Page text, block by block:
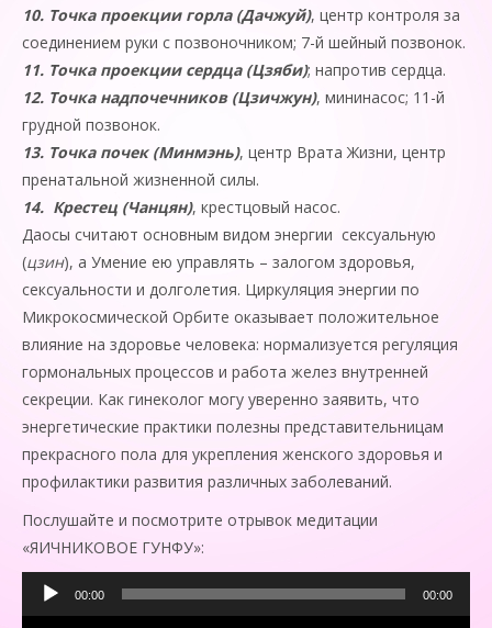
10. Точка проекции горла (Дачжуй), центр контроля за
соединением руки с позвоночником; 7-й шейный позвонок.
11. Точка проекции сердца (Цзяби); напротив сердца.
12. Точка надпочечников (Цзичжун), мининасос; 11-й
грудной позвонок.
13. Точка почек (Минмэнь), центр Врата Жизни, центр
пренатальной жизненной силы.
14. Крестец (Чанцян), крестцовый насос.
Даосы считают основным видом энергии сексуальную
(цзин), а Умение ею управлять – залогом здоровья,
сексуальности и долголетия. Циркуляция энергии по
Микрокосмической Орбите оказывает положительное
влияние на здоровье человека: нормализуется регуляция
гормональных процессов и работа желез внутренней
секреции. Как гинеколог могу уверенно заявить, что
энергетические практики полезны представительницам
прекрасного пола для укрепления женского здоровья и
профилактики развития различных заболеваний.
Послушайте и посмотрите отрывок медитации
«ЯИЧНИКОВОЕ ГУНФУ»:
Аудиоплеер
00:00 00:00